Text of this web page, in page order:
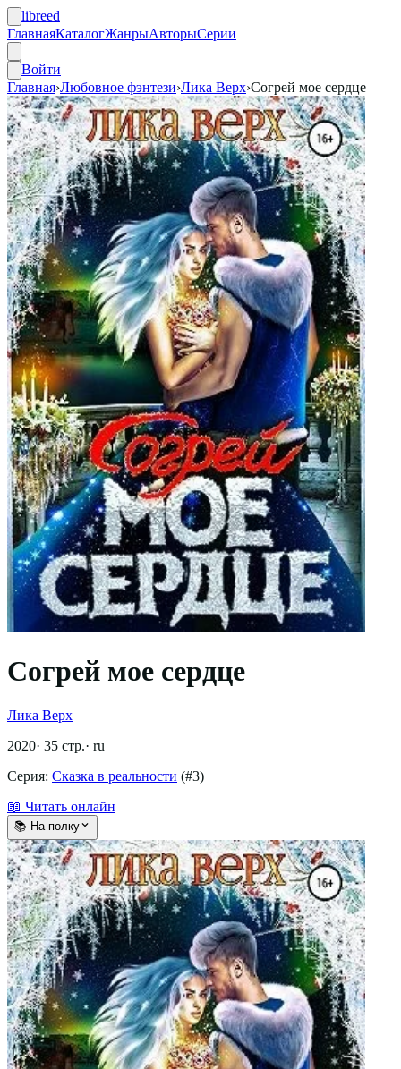
libreed
ГлавнаяКаталогЖанрыАвторыСерии
Войти
Главная›Любовное фэнтези›Лика Верх›Согрей мое сердце
Согрей мое сердце
Лика Верх
2020· 35 стр.· ru
Серия: Сказка в реальности (#3)
📖 Читать онлайн
📚 На полку